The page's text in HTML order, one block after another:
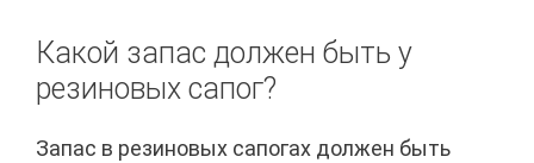
Какой запас должен быть у
резиновых сапог?
Запас в резиновых сапогах должен быть